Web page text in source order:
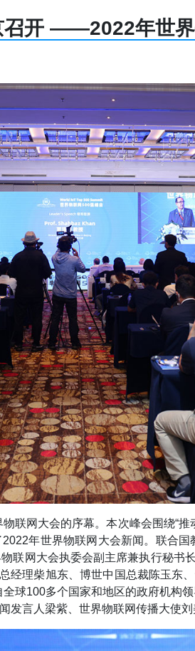
召开 ——2022年世
联网大会的序幕。本次峰会围绕“
年世界物联网大会新闻。联合
网大会执委会副主席兼执行秘书
理柴旭东、博世中国总裁陈玉东
球100多个国家和地区的政府机构
言人梁紫、世界物联网传播大使刘